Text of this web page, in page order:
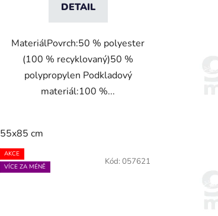
DETAIL
MateriálPovrch:50 % polyester
(100 % recyklovaný)50 %
polypropylen Podkladový
materiál:100 %...
55x85 cm
AKCE
VÍCE ZA MÉNĚ
Kód: 057621